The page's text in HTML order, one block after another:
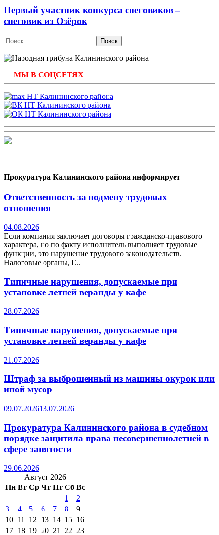
Первый участник конкурса снеговиков –
снеговик из Озёрок
Найти:
МЫ В СОЦСЕТЯХ
Прокуратура Калининского района информирует
Ответственность за подмену трудовых
отношения
04.08.2026
Если компания заключает договоры гражданско-правового
характера, но по факту исполнитель выполняет трудовые
функции, это нарушение трудового законодательств.
Налоговые органы, Г...
Типичные нарушения, допускаемые при
установке летней веранды у кафе
28.07.2026
Типичные нарушения, допускаемые при
установке летней веранды у кафе
21.07.2026
Штраф за выброшенный из машины окурок или
иной мусор
09.07.202613.07.2026
Прокуратура Калининского района в судебном
порядке защитила права несовершеннолетней в
сфере занятости
29.06.2026
Август 2026
Пн Вт Ср Чт Пт Сб Вс
1
2
3
4 5 6 7 8
9
10 11 12 13 14 15 16
17 18 19 20 21 22 23